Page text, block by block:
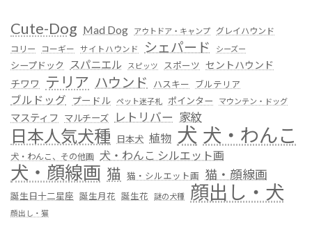
Cute-Dog Mad Dog アウトドア・キャンプ
グレイハウンド
コリー
コーギー サイトハウンド シェパード シーズー
シープドック スパニエル スピッツ スポーツ セントハウンド
チワワ
テリア ハウンド ハスキー ブルテリア
ブルドッグ プードル ペット迷子札 ポインター マウンテン・ドッグ
マスティフ マルチーズ レトリバー 家紋
日本人気犬種 日本犬 植物 犬 犬・わんこ
犬・わんこ、その他画 犬・わんこ シルエット画
犬・顔線画 猫 猫・シルエット画 猫・顔線画
誕生日十二星座 誕生月花 誕生花 謎の犬種 顔出し・犬
顔出し・猫